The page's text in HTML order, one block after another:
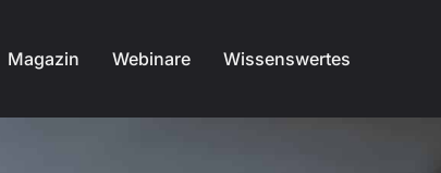
Magazin Webinare Wissenswertes